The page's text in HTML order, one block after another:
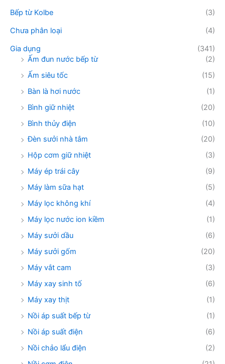
m
Bếp từ Kolbe
(3)
Chưa phân loại
(4)
Gia dụng
(341)
Ấm đun nước bếp từ
(2)
Ấm siêu tốc
(15)
Bàn là hơi nước
(1)
Bình giữ nhiệt
(20)
Bình thủy điện
(10)
Đèn sưởi nhà tắm
(20)
Hộp cơm giữ nhiệt
(3)
Máy ép trái cây
(9)
Máy làm sữa hạt
(5)
Máy lọc không khí
(4)
Máy lọc nước ion kiềm
(1)
Máy sưởi dầu
(6)
Máy sưởi gốm
(20)
Máy vắt cam
(3)
Máy xay sinh tố
(6)
Máy xay thịt
(1)
Nồi áp suất bếp từ
(1)
Nồi áp suất điện
(6)
Nồi chảo lẩu điện
(2)